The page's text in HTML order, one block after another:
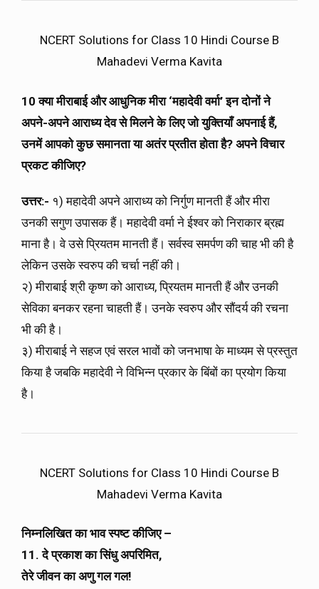
NCERT Solutions for Class 10 Hindi Course B
Mahadevi Verma Kavita
10 क्या मीराबाई और आधुनिक मीरा ‘महादेवी वर्मा’ इन दोनों ने
अपने-अपने आराध्य देव से मिलने के लिए जो युक्तियाँ अपनाई हैं,
उनमें आपको कुछ समानता या अतंर प्रतीत होता है? अपने विचार
प्रकट कीजिए?
उत्तर:- १) महादेवी अपने आराध्य को निर्गुण मानती हैं और मीरा
उनकी सगुण उपासक हैं। महादेवी वर्मा ने ईश्वर को निराकार ब्रह्म
माना है। वे उसे प्रियतम मानती हैं। सर्वस्व समर्पण की चाह भी की है
लेकिन उसके स्वरुप की चर्चा नहीं की।
२) मीराबाई श्री कृष्ण को आराध्य, प्रियतम मानती हैं और उनकी
सेविका बनकर रहना चाहती हैं। उनके स्वरुप और सौंदर्य की रचना
भी की है।
३) मीराबाई ने सहज एवं सरल भावों को जनभाषा के माध्यम से प्रस्तुत
किया है जबकि महादेवी ने विभिन्न प्रकार के बिंबों का प्रयोग किया
है।
NCERT Solutions for Class 10 Hindi Course B
Mahadevi Verma Kavita
निम्नलिखित का भाव स्पष्ट कीजिए –
11. दे प्रकाश का सिंधु अपरिमित,
तेरे जीवन का अणु गल गल!